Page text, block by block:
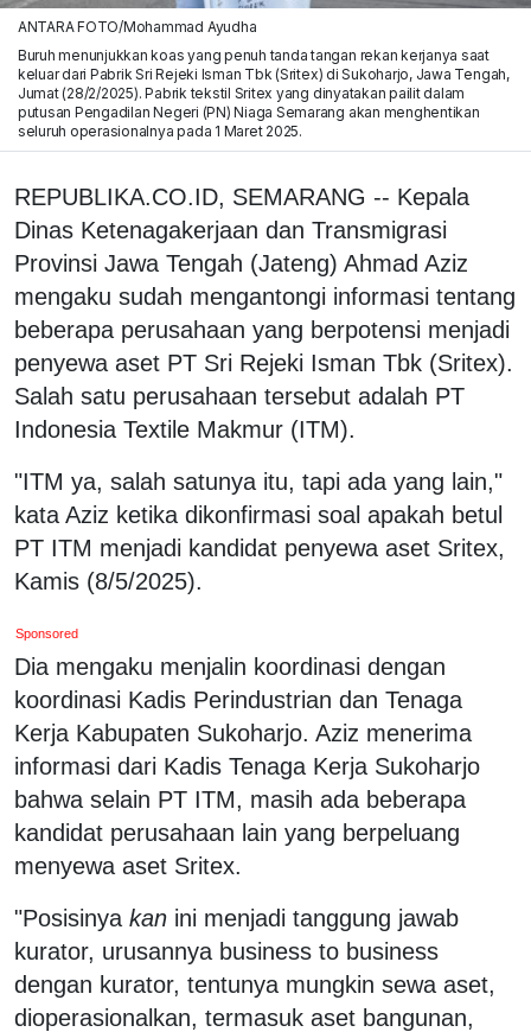
ANTARA FOTO/Mohammad Ayudha
Buruh menunjukkan koas yang penuh tanda tangan rekan kerjanya saat
keluar dari Pabrik Sri Rejeki Isman Tbk (Sritex) di Sukoharjo, Jawa Tengah,
Jumat (28/2/2025). Pabrik tekstil Sritex yang dinyatakan pailit dalam
putusan Pengadilan Negeri (PN) Niaga Semarang akan menghentikan
seluruh operasionalnya pada 1 Maret 2025.
REPUBLIKA.CO.ID, SEMARANG -- Kepala
Dinas Ketenagakerjaan dan Transmigrasi
Provinsi Jawa Tengah (Jateng) Ahmad Aziz
mengaku sudah mengantongi informasi tentang
beberapa perusahaan yang berpotensi menjadi
penyewa aset PT Sri Rejeki Isman Tbk (Sritex).
Salah satu perusahaan tersebut adalah PT
Indonesia Textile Makmur (ITM).
"ITM ya, salah satunya itu, tapi ada yang lain,"
kata Aziz ketika dikonfirmasi soal apakah betul
PT ITM menjadi kandidat penyewa aset Sritex,
Kamis (8/5/2025).
Sponsored
Dia mengaku menjalin koordinasi dengan
koordinasi Kadis Perindustrian dan Tenaga
Kerja Kabupaten Sukoharjo. Aziz menerima
informasi dari Kadis Tenaga Kerja Sukoharjo
bahwa selain PT ITM, masih ada beberapa
kandidat perusahaan lain yang berpeluang
menyewa aset Sritex.
"Posisinya kan ini menjadi tanggung jawab
kurator, urusannya business to business
dengan kurator, tentunya mungkin sewa aset,
dioperasionalkan, termasuk aset bangunan,